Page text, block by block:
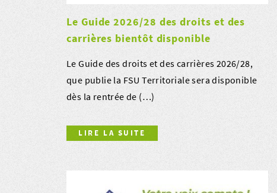
Le Guide 2026/28 des droits et des
carrières bientôt disponible
Le Guide des droits et des carrières 2026/28,
que publie la FSU Territoriale sera disponible
dès la rentrée de (…)
LIRE LA SUITE